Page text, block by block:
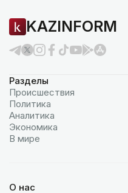
KAZINFORM
Разделы
Происшествия
Политика
Аналитика
Экономика
В мире
О нас